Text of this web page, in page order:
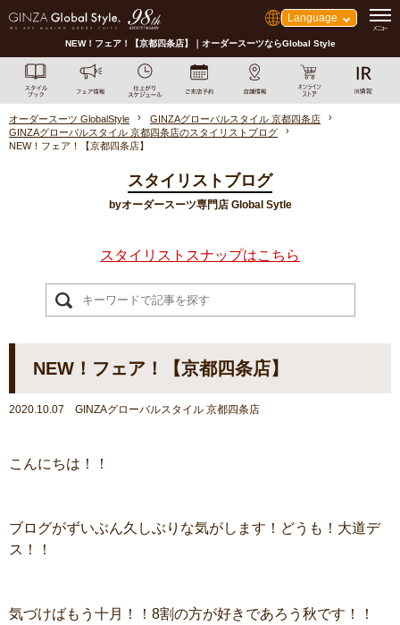
Language
NEW！フェア！【京都四条店】｜オーダースーツならGlobal Style
オーダースーツ GlobalStyle
GINZAグローバルスタイル 京都四条店
GINZAグローバルスタイル 京都四条店のスタイリストブログ
NEW！フェア！【京都四条店】
スタイリストブログ
byオーダースーツ専門店 Global Sytle
スタイリストスナップはこちら
NEW！フェア！【京都四条店】
2020.10.07 GINZAグローバルスタイル 京都四条店
こんにちは！！
ブログがずいぶん久しぶりな気がします！どうも！大道デ
ス！！
気づけばもう十月！！8割の方が好きであろう秋です！！